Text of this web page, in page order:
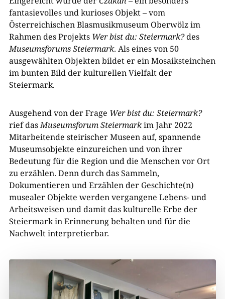
fantasievolles und kurioses Objekt – vom
Österreichischen Blasmusikmuseum Oberwölz im
Rahmen des Projekts Wer bist du: Steiermark?des
Museumsforums Steiermark. Als eines von 50
ausgewählten Objekten bildet er ein Mosaiksteinchen
im bunten Bild der kulturellen Vielfalt der
Steiermark.
Ausgehend von der Frage Wer bist du: Steiermark?
rief dasMuseumsforum Steiermarkim Jahr 2022
Mitarbeitende steirischer Museen auf, spannende
Museumsobjekte einzureichen und von ihrer
Bedeutung für die Region und die Menschen vor Ort
zu erzählen. Denn durch das Sammeln,
Dokumentieren und Erzählen der Geschichte(n)
musealer Objekte werden vergangene Lebens- und
Arbeitsweisen und damit das kulturelle Erbe der
Steiermark in Erinnerung behalten und für die
Nachwelt interpretierbar.